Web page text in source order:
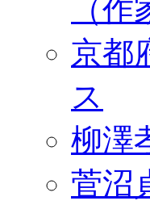
（
京都
ス
柳澤
菅沼